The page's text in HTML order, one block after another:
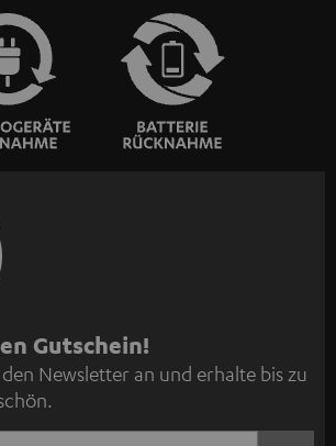
Gutschein!
Newsletter an und erhalte bis zu